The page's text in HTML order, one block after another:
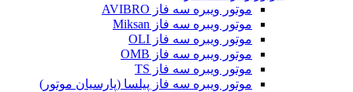
موتور ویبره سه فاز AVIBRO
موتور ویبره سه فاز Miksan
موتور ویبره سه فاز OLI
موتور ویبره سه فاز OMB
موتور ویبره سه فاز TS
موتور ویبره سه فاز پیلسا (پارسیان موتور)